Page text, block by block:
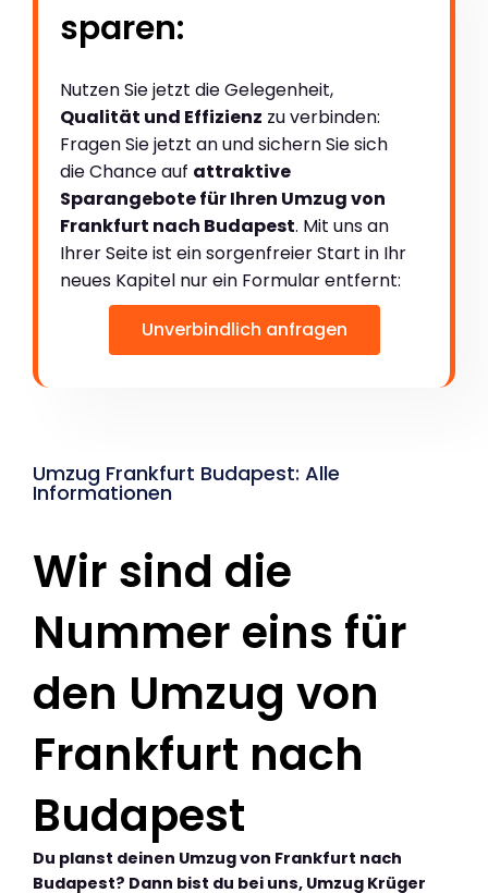
sparen:
Nutzen Sie jetzt die Gelegenheit,
Qualität und Effizienz zu verbinden:
Fragen Sie jetzt an und sichern Sie sich
die Chance auf attraktive
Sparangebote für Ihren Umzug von
Frankfurt nach Budapest. Mit uns an
Ihrer Seite ist ein sorgenfreier Start in Ihr
neues Kapitel nur ein Formular entfernt:
Unverbindlich anfragen
Umzug Frankfurt Budapest: Alle
Informationen
Wir sind die
Nummer eins für
den Umzug von
Frankfurt nach
Budapest
Du planst deinen Umzug von Frankfurt nach
Budapest? Dann bist du bei uns, Umzug Krüger